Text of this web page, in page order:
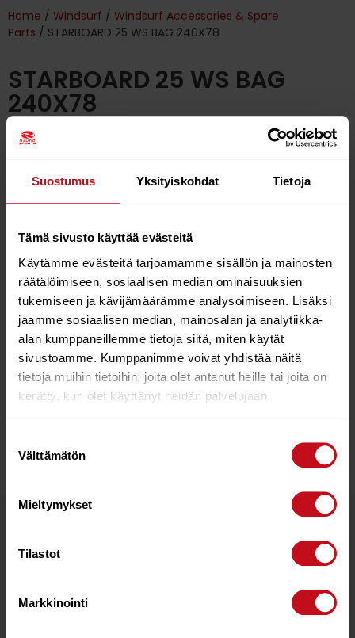
Suostumus Yksityiskohdat Tietoja
Tämä sivusto käyttää evästeitä
Käytämme evästeitä tarjoamamme sisällön ja mainosten
räätälöimiseen, sosiaalisen median ominaisuuksien
tukemiseen ja kävijämäärämme analysoimiseen. Lisäksi
jaamme sosiaalisen median, mainosalan ja analytiikka-
alan kumppaneillemme tietoja siitä, miten käytät
sivustoamme. Kumppanimme voivat yhdistää näitä
tietoja muihin tietoihin, joita olet antanut heille tai joita on
kerätty, kun olet käyttänyt heidän palvelujaan.
valinta
Välttämätön
Mieltymykset
Tilastot
Markkinointi
Home / Windsurf / Windsurf Accessories & Spare
Parts / STARBOARD 25 WS BAG 240X78
STARBOARD 25 WS BAG
240X78
168.00
In stock
Protect your Kode / iSonic / Futura / Carve / GO
windsurf board with the ultimate blend of durability,
lightness, and sustainability. This Multi-fit Windsurf
Board Bag is one of the lightest, toughest, and most
eco-friendly bags on the market. Made from
innovative Waste2Wear fabric, which transforms